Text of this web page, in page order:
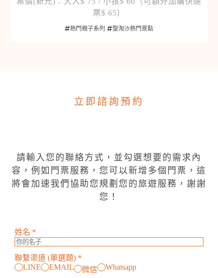
票$ 65）
熱門親子系列 聖淘沙熱門景點
立即諮詢預約
請輸入您的聯絡方式，並勾選想要的需求內
容，例如門票服務，您可以新增多個門票，這
將會加速我們協助您規劃您的旅遊服務，謝謝
您！
姓名 *
聯繫渠道 (單選題) *
LINE
EMAIL 微信 Whatsapp